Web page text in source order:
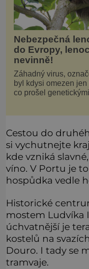
Nebezpečná
do Evropy,
nevinně!
Záhadný virus,
byl kdysi omezen
co prošel
šíří po celé Americe
Cestou do
si vychutnejte
kde vzniká
víno. V Portu je
hospůdka vedle
Historické
mostem Ludvíka
úchvatnější je
kostelů na
Douro. I tady se
tramvaje.